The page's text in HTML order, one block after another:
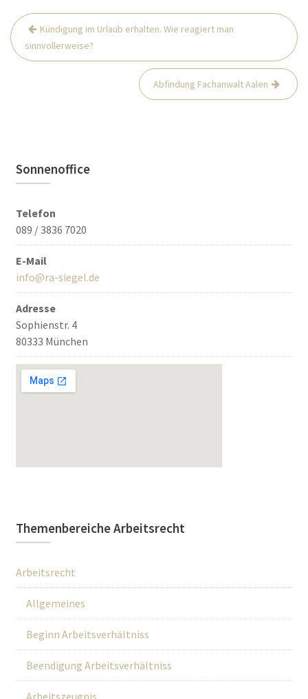
Beitrags-
Navigation
Kündigung im Urlaub erhalten. Wie reagiert man
sinnvollerweise?
Abfindung Fachanwalt Aalen
Sonnenoffice
Telefon
089 / 3836 7020
E-Mail
info@ra-siegel.de
Adresse
Sophienstr. 4
80333 München
Themenbereiche Arbeitsrecht
Arbeitsrecht
Allgemeines
Beginn Arbeitsverhältniss
Beendigung Arbeitsverhältniss
Arbeitszeugnis